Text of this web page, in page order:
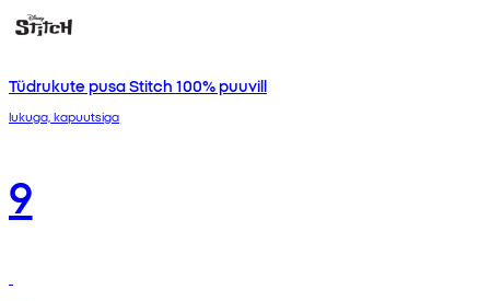
Tüdrukute pusa Stitch 100% puuvill
lukuga, kapuutsiga
9